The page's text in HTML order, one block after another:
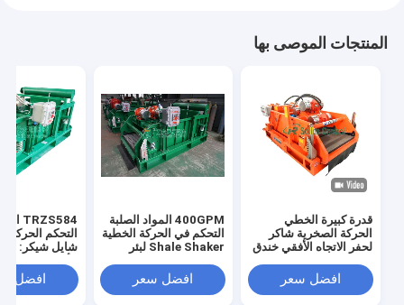
المنتجات الموصى بها
قدرة كبيرة الخطي
الحركة الصخرية شاكر
لحفر الاتجاه الأفقي خندق
افضل سعر
400GPM المواد الصلبة
التحكم في الحركة الخطية
Shale Shaker لبئر
افضل سعر
التحكم الحركة
شايل شيكر:
افضل